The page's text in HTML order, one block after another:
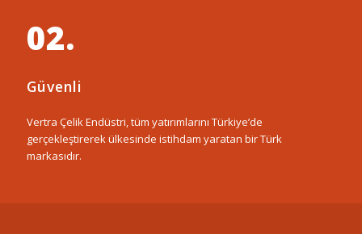
02.
Güvenli
Vertra Çelik Endüstri, tüm yatırımlarını Türkiye’de
gerçekleştirerek ülkesinde istihdam yaratan bir Türk
markasıdır.